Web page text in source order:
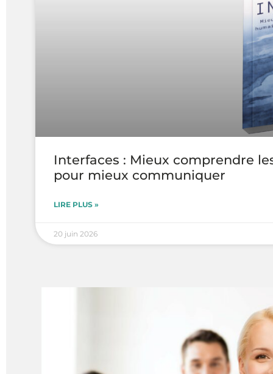
Interfaces : Mieux comprendre
pour mieux communiquer
LIRE PLUS »
20 juin 2026